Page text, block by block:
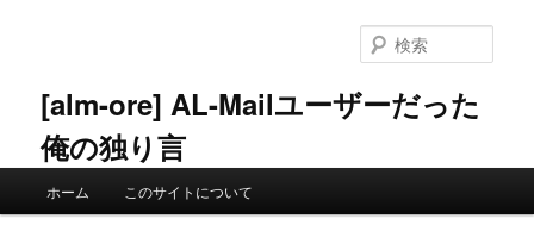
ン
へ
[alm-ore] AL-Mailユーザーだった
俺の独り言
索
ホーム このサイトについて